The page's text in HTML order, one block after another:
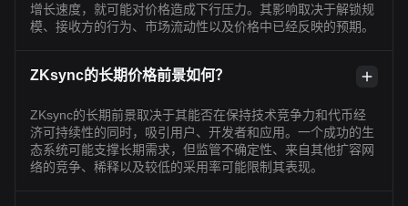
增长速度，就可能对价格造成下行压力。其影响取决于解锁规
模、接收方的行为、市场流动性以及价格中已经反映的预期。
ZKsync的长期价格前景如何？
ZKsync的长期前景取决于其能否在保持技术竞争力和代币经
济可持续性的同时，吸引用户、开发者和应用。一个成功的生
态系统可能支撑长期需求，但监管不确定性、来自其他扩容网
络的竞争、稀释以及较低的采用率可能限制其表现。